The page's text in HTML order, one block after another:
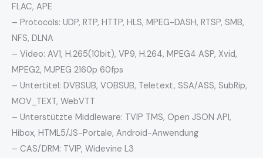
FLAC, APE
– Protocols: UDP, RTP, HTTP, HLS, MPEG-DASH, RTSP, SMB,
NFS, DLNA
– Video: AV1, H.265(10bit), VP9, H.264, MPEG4 ASP, Xvid,
MPEG2, MJPEG 2160p 60fps
– Untertitel: DVBSUB, VOBSUB, Teletext, SSA/ASS, SubRip,
MOV_TEXT, WebVTT
– Unterstützte Middleware: TVIP TMS, Open JSON API,
Hibox, HTML5/JS-Portale, Android-Anwendung
– CAS/DRM: TVIP, Widevine L3